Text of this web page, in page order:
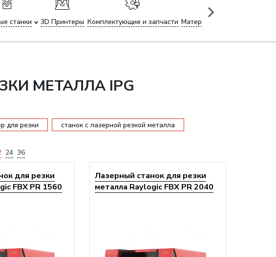
станки 3D Принтеры Комплектующие и запчасти Материалы для лазерной
МЕТАЛЛА IPG
для резки станок с лазерной резкой металла
24 36
для резки
FBX PR 1560
Лазерный станок для резки
металла Raylogic FBX PR 2040